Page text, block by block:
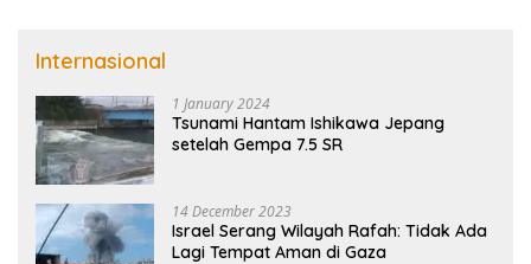
Internasional
1 January 2024
Tsunami Hantam Ishikawa Jepang
setelah Gempa 7.5 SR
14 December 2023
Israel Serang Wilayah Rafah: Tidak Ada
Lagi Tempat Aman di Gaza